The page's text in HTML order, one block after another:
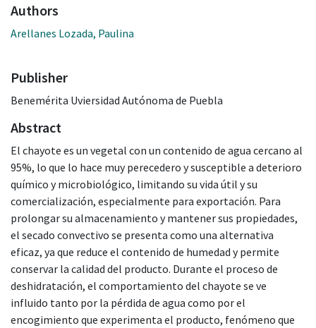
Authors
Arellanes Lozada, Paulina
Publisher
Benemérita Uviersidad Autónoma de Puebla
Abstract
El chayote es un vegetal con un contenido de agua cercano al
95%, lo que lo hace muy perecedero y susceptible a deterioro
químico y microbiológico, limitando su vida útil y su
comercialización, especialmente para exportación. Para
prolongar su almacenamiento y mantener sus propiedades,
el secado convectivo se presenta como una alternativa
eficaz, ya que reduce el contenido de humedad y permite
conservar la calidad del producto. Durante el proceso de
deshidratación, el comportamiento del chayote se ve
influido tanto por la pérdida de agua como por el
encogimiento que experimenta el producto, fenómeno que